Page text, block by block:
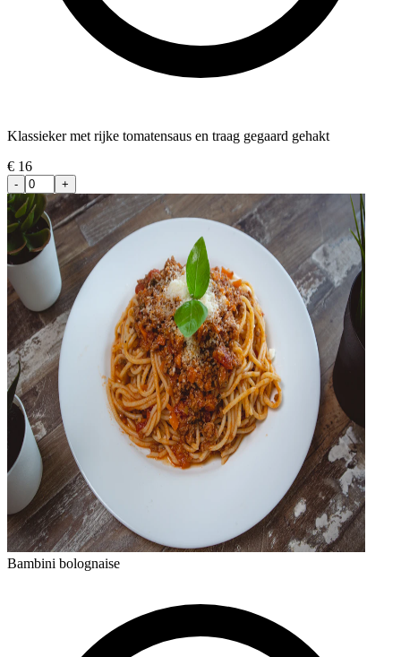
Klassieker met rijke tomatensaus en traag gegaard gehakt
€ 16
- +
Bambini bolognaise